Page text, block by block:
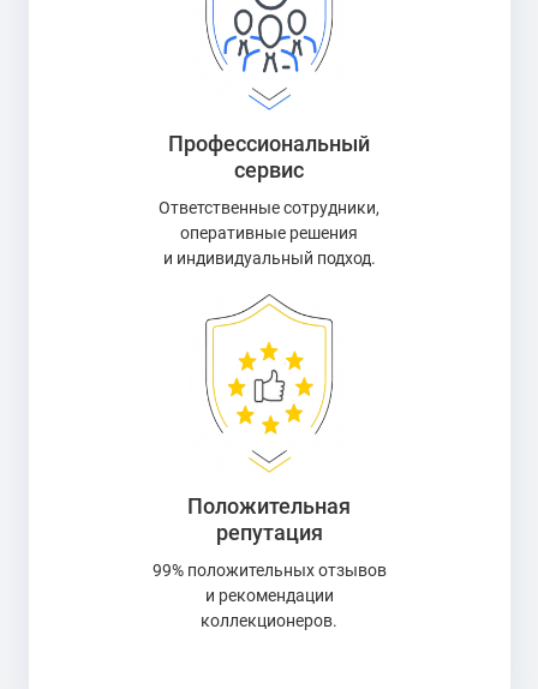
Профессиональный
сервис
Ответственные сотрудники,
оперативные решения
и индивидуальный подход.
Положительная
репутация
99% положительных отзывов
и рекомендации
коллекционеров.